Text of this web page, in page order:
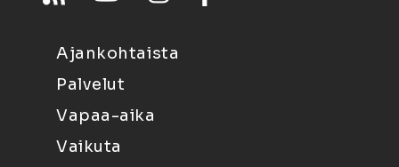
Ajankohtaista
Palvelut
Vapaa-aika
Vaikuta